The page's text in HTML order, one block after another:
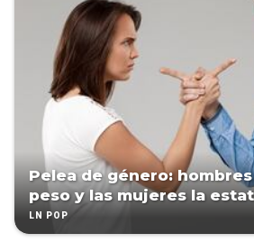
Pelea de género:
peso y las mujeres la
LN POP